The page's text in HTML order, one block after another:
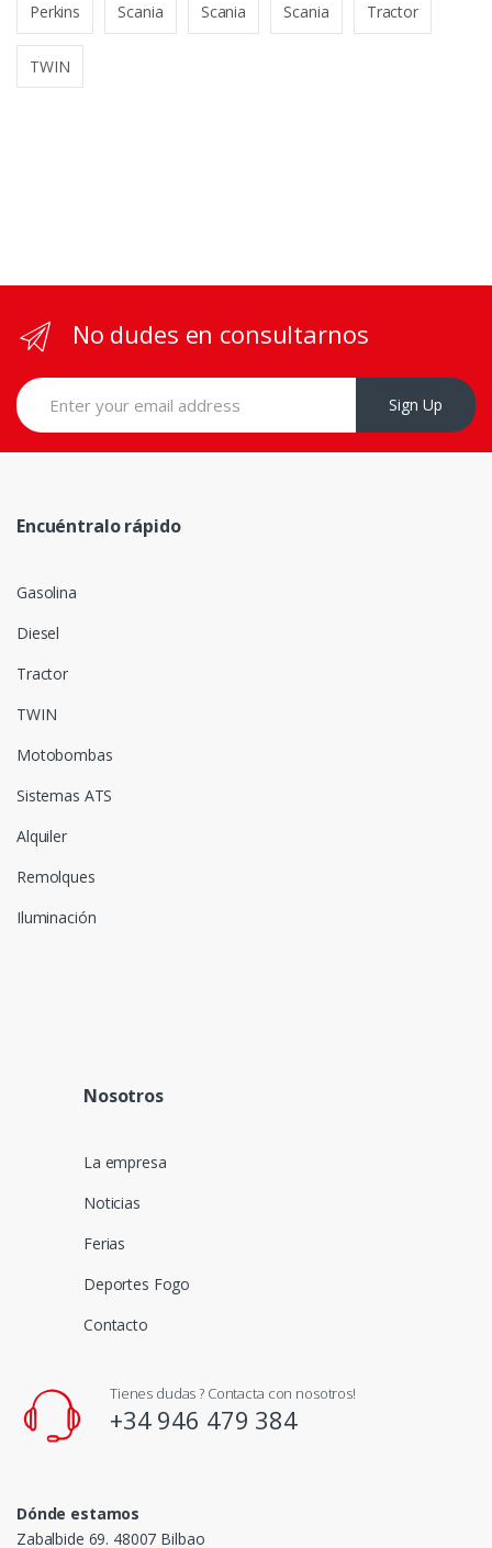
Perkins Scania Scania Scania Tractor
TWIN
No dudes en consultarnos
Sign Up
Encuéntralo rápido
Gasolina
Diesel
Tractor
TWIN
Motobombas
Sistemas ATS
Alquiler
Remolques
Iluminación
Nosotros
La empresa
Noticias
Ferias
Deportes Fogo
Contacto
Tienes dudas ? Contacta con nosotros!
+34 946 479 384
Dónde estamos
Zabalbide 69. 48007 Bilbao